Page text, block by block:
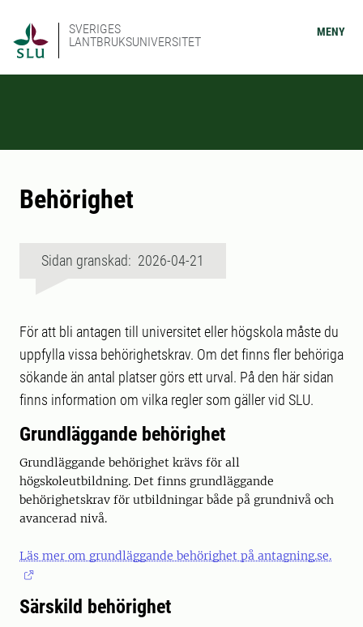
SVERIGES
LANTBRUKSUNIVERSITET
MENY
Behörighet
Sidan granskad: 2026-04-21
För att bli antagen till universitet eller högskola måste du
uppfylla vissa behörighetskrav. Om det finns fler behöriga
sökande än antal platser görs ett urval. På den här sidan
finns information om vilka regler som gäller vid SLU.
Grundläggande behörighet
Grundläggande behörighet krävs för all
högskoleutbildning. Det finns grundläggande
behörighetskrav för utbildningar både på grundnivå och
avancerad nivå.
Läs mer om grundläggande behörighet på antagning.se.
Särskild behörighet